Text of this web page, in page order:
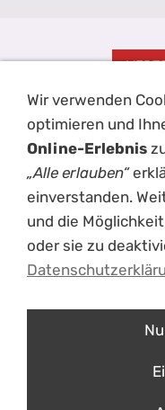
Impressum AGB
mouche-
Wir verwenden
optimieren und
Online-Erlebnis
„Alle erlauben“
einverstanden.
und die
oder sie zu